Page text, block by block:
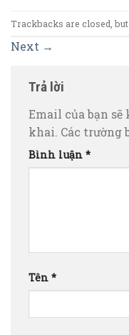
Trackbacks are closed,
Next →
Trả lời
Email của bạn
khai. Các trường
Bình luận *
Tên *